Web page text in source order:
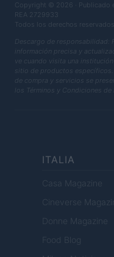
Copyright © 2026 · Publicado
REA 2729933
Todos los derechos reservados
Descargo de responsabilidad:
información precisa y
ve cuando visita una
sitio de productos
de compra y servicios se
los Términos y Condiciones
ITALIA
Casa Magazine
Cineverse
Donne Magazine
Food Blog